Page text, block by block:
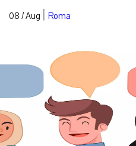
08 / Aug | Roma